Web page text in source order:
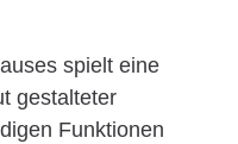
spielt eine
gestalteter
Funktionen